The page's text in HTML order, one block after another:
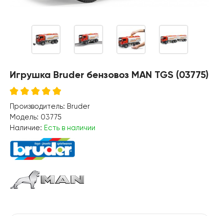
Игрушка Bruder бензовоз MAN TGS (03775)
Производитель: Bruder
Модель: 03775
Наличие: Есть в наличии